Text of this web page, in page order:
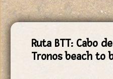
Ruta BTT: Cabo
Tronos beach to